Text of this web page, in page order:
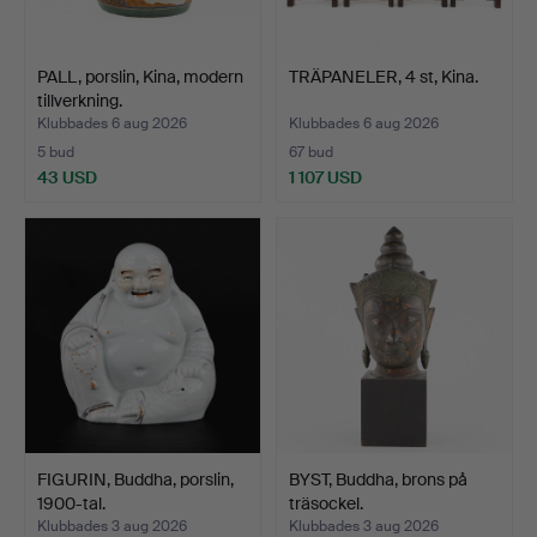
PALL, porslin, Kina, modern
tillverkning.
Klubbades 6 aug 2026
5 bud
43 USD
TRÄPANELER, 4 st, Kina.
Klubbades 6 aug 2026
67 bud
1 107 USD
FIGURIN, Buddha, porslin,
1900-tal.
Klubbades 3 aug 2026
BYST, Buddha, brons på
träsockel.
Klubbades 3 aug 2026